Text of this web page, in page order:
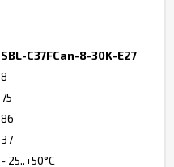
SBL-C37FCan-8-30K-E27
8
75
86
37
- 25..+50°C